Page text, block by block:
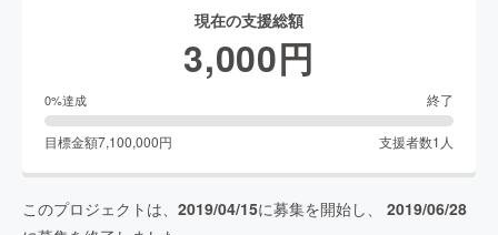
現在の支援総額
3,000円
0%達成 終了
目標金額7,100,000円 支援者数1 人
このプロジェクトは、 2019/04/15に募集を開始し、 2019/06/28